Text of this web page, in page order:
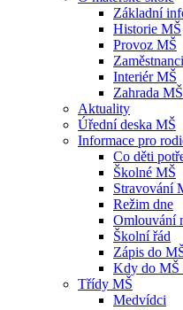
Základní
Historie MŠ
Provoz MŠ
Interiér MŠ
Zahrada MŠ
Aktuality
Úřední deska MŠ
Informace pro
Co děti
Školné MŠ
Stravování
Režim dne
Omlouvání
Školní řád
Zápis do
Kdy do MŠ
Třídy MŠ
Medvídci